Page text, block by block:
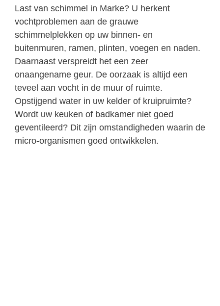
Last van schimmel in Marke? U herkent
vochtproblemen aan de grauwe
schimmelplekken op uw binnen- en
buitenmuren, ramen, plinten, voegen en naden.
Daarnaast verspreidt het een zeer
onaangename geur. De oorzaak is altijd een
teveel aan vocht in de muur of ruimte.
Opstijgend water in uw kelder of kruipruimte?
Wordt uw keuken of badkamer niet goed
geventileerd? Dit zijn omstandigheden waarin de
micro-organismen goed ontwikkelen.